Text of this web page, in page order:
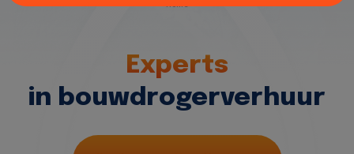
Home
Experts
in bouwdrogerverhuur